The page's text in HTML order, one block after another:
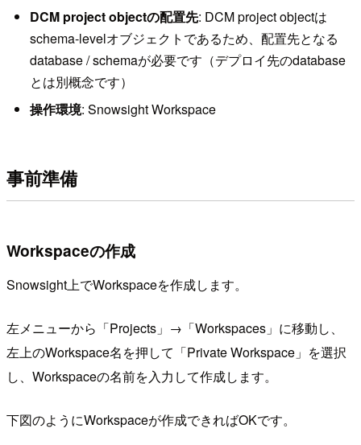
DCM project objectの配置先: DCM project objectは
schema-levelオブジェクトであるため、配置先となる
database / schemaが必要です（デプロイ先のdatabase
とは別概念です）
操作環境: Snowsight Workspace
事前準備
Workspaceの作成
Snowsight上でWorkspaceを作成します。
左メニューから「Projects」→「Workspaces」に移動し、
左上のWorkspace名を押して「Private Workspace」を選択
し、Workspaceの名前を入力して作成します。
下図のようにWorkspaceが作成できればOKです。